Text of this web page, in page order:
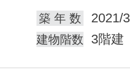
築 年 数
2021/
建物階数 3階建